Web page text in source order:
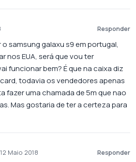
Responder
samsung galaxu s9 em portugal,
nos EUA, será que vou ter
funcionar bem? É que na caixa diz
todavia os vendedores apenas
fazer uma chamada de 5m que nao
Mas gostaria de ter a certeza para
12 Maio 2018 Responder